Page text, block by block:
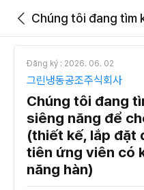
Đăng ký : 2026. 06. 02
그린냉동공조주식회사
Chúng tôi đang
siêng năng để
(thiết kế, lắp đặt
tiên ứng viên có
năng hàn)